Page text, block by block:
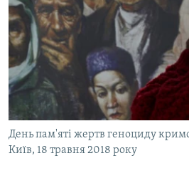
СПЕЦПРОЕКТИ
ДЕПОРТАЦІЯ
ВІДЕОУРОКИ «ELIFBE»
СВІДЧЕННЯ ОКУПАЦІЇ
УКРАЇНСЬКА ПРОБЛЕМА КРИМУ
ІНФОГРАФІКА
ЯК ОБІЙТИ БЛОКУВАННЯ
Русский
Qırımtatar
ДОЛУЧАЙСЯ!
День пам'яті жертв геноциду
Київ, 18 травня 2018 року